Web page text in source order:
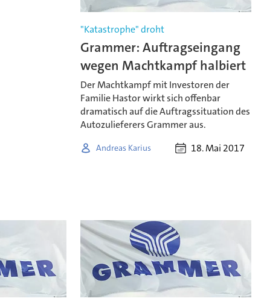
"Katastrophe" droht
Grammer: Auftragseingang
wegen Machtkampf halbiert
Der Machtkampf mit Investoren der
Familie Hastor wirkt sich offenbar
dramatisch auf die Auftragssituation des
Autozulieferers Grammer aus.
Andreas Karius 18. Mai 2017